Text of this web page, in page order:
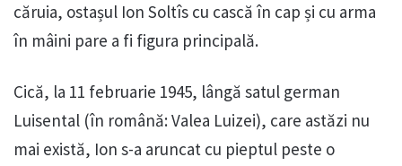
căruia, ostașul Ion Soltîs cu cască în cap și cu arma
în mâini pare a fi figura principală.
Cică, la 11 februarie 1945, lângă satul german
Luisental (în română: Valea Luizei), care astăzi nu
mai există, Ion s-a aruncat cu pieptul peste o